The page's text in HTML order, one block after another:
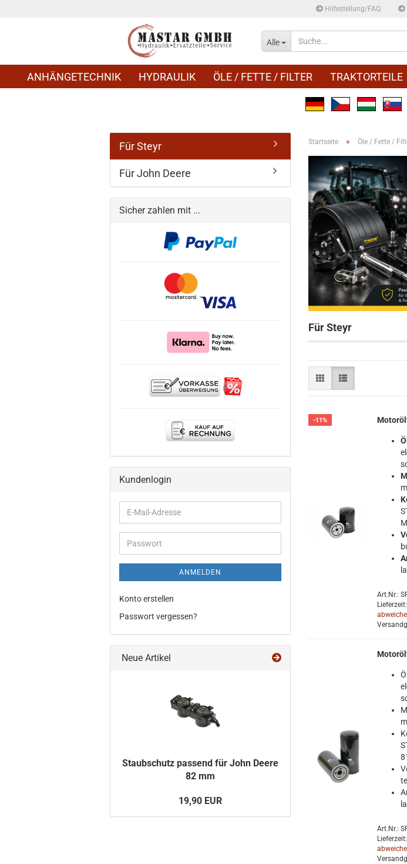
Hilfestellung/FAQ
Alle
ANHÄNGETECHNIK HYDRAULIK ÖLE / FETTE / FILTER TRAKTORTEILE
Startseite » Öle / Fette /
Für Steyr
-11%
Art.Nr.:
Art.Nr.:
Für Steyr
Für John Deere
Sicher zahlen mit ...
Kundenlogin
E-
Mail-
Adresse
Passwort
ANMELDEN
Konto erstellen
Passwort vergessen?
Neue Artikel
Staub­schutz pas­send für John Deere
82 mm
19,90 EUR